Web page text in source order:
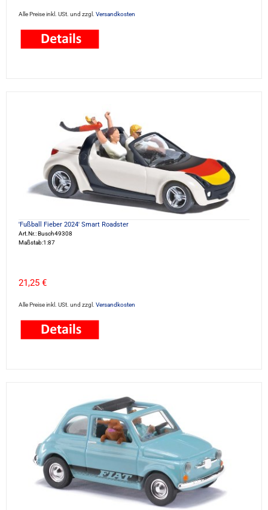
Alle Preise inkl. USt. und zzgl. Versandkosten
'Fußball Fieber 2024' Smart Roadster
Art.Nr.: Busch49308
Maßstab:1:87
21,25 €
Alle Preise inkl. USt. und zzgl. Versandkosten